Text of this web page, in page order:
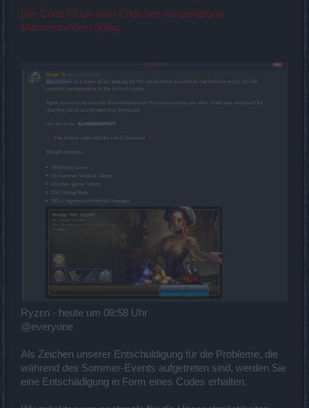
Der Code ist bis zum Ende der Veranstaltung
Mittsommerfest gültig.
Ryzεn - heute um 08:58 Uhr
@everyone
Als Zeichen unserer Entschuldigung für die Probleme, die
während des Sommer-Events aufgetreten sind, werden Sie
eine Entschädigung in Form eines Codes erhalten.